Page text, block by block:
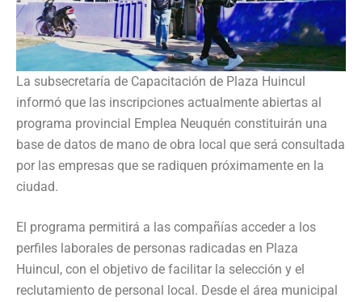
La subsecretaría de Capacitación de Plaza Huincul
informó que las inscripciones actualmente abiertas al
programa provincial Emplea Neuquén constituirán una
base de datos de mano de obra local que será consultada
por las empresas que se radiquen próximamente en la
ciudad.
El programa permitirá a las compañías acceder a los
perfiles laborales de personas radicadas en Plaza
Huincul, con el objetivo de facilitar la selección y el
reclutamiento de personal local. Desde el área municipal